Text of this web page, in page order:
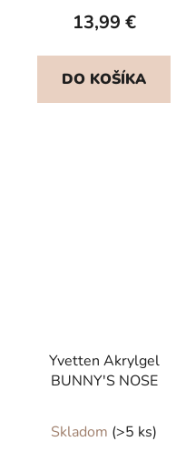
13,99 €
DO KOŠÍKA
Yvetten Akrylgel
BUNNY'S NOSE
Skladom (>5 ks)